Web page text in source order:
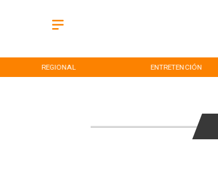
REGIONAL ENTRETENCIÓN